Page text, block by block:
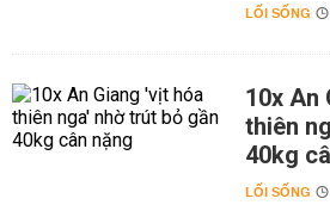
LỐI SỐNG
10x An
thiên
40kg
LỐI SỐNG